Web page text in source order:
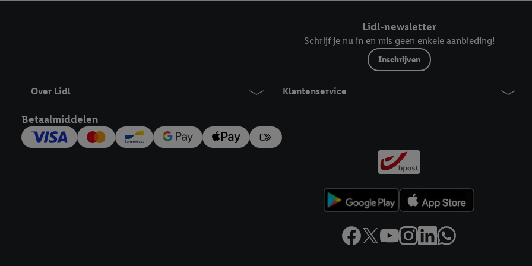
Lidl-newsletter
Schrijf je nu in en mis geen enkele aanbieding!
Inschrijven
Over Lidl Klantenservice
Betaalmiddelen